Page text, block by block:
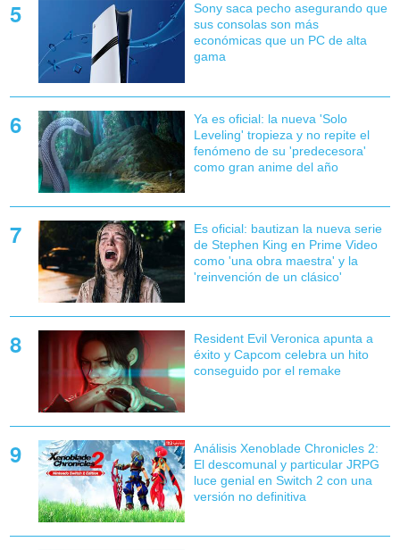
Sony saca pecho asegurando que
sus consolas son más
económicas que un PC de alta
gama
Ya es oficial: la nueva 'Solo
Leveling' tropieza y no repite el
fenómeno de su 'predecesora'
como gran anime del año
Es oficial: bautizan la nueva serie
de Stephen King en Prime Video
como 'una obra maestra' y la
'reinvención de un clásico'
Resident Evil Veronica apunta a
éxito y Capcom celebra un hito
conseguido por el remake
Análisis Xenoblade Chronicles 2:
El descomunal y particular JRPG
luce genial en Switch 2 con una
versión no definitiva